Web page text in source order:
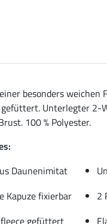
besonders
Unterlegter 2-
100 % Polyester.
Daunenimitat
Kapuze fixierbar
2
gefüttert